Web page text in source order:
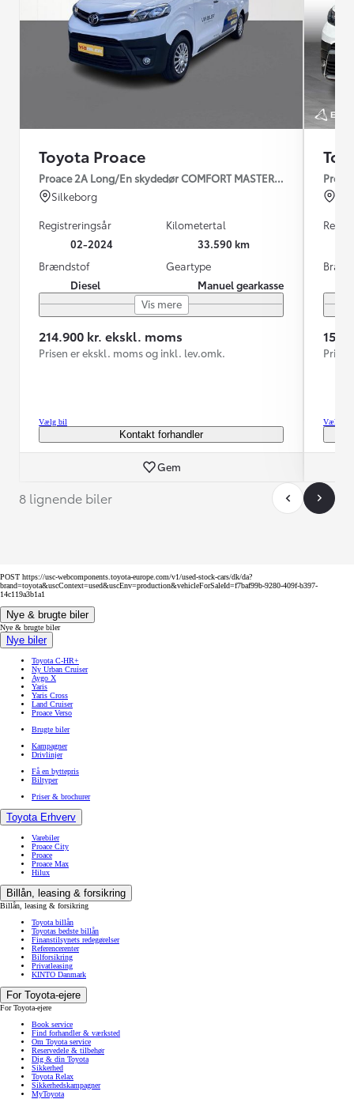
Toyota Proace
Proace 2A Long/En skydedør COMFORT MASTER 2.0 diesel
Silkeborg
Registreringsår
02-2024
Kilometertal
33.590 km
Brændstof
Diesel
Geartype
Manuel gearkasse
Vis mere
214.900 kr. ekskl. moms
Prisen er ekskl. moms og inkl. lev.omk.
Vælg bil
Kontakt forhandler
Gem
Vælg bil
8 lignende biler
POST https://usc-webcomponents.toyota-europe.com/v1/used-stock-cars/dk/da?
brand=toyota&uscContext=used&uscEnv=production&vehicleForSaleId=f7baf99b-9280-409f-b397-
14c119a3b1a1
Nye & brugte biler
Nye & brugte biler
Nye biler
Toyota C-HR+
Ny Urban Cruiser
Aygo X
Yaris
Yaris Cross
Land Cruiser
Proace Verso
Brugte biler
Kampagner
Drivlinjer
Få en byttepris
Biltyper
Priser & brochurer
Toyota Erhverv
Varebiler
Proace City
Proace
Proace Max
Hilux
Billån, leasing & forsikring
Billån, leasing & forsikring
Toyota billån
Toyotas bedste billån
Finanstilsynets redegørelser
Referencerenter
Bilforsikring
Privatleasing
KINTO Danmark
For Toyota-ejere
For Toyota-ejere
Book service
Find forhandler & værksted
Om Toyota service
Reservedele & tilbehør
Dig & din Toyota
Sikkerhed
Toyota Relax
Sikkerhedskampagner
MyToyota